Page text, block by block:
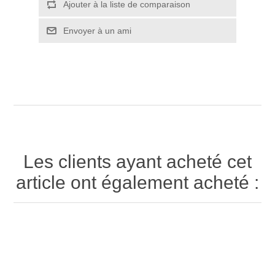
Ajouter à la liste de comparaison
Envoyer à un ami
Les clients ayant acheté cet
article ont également acheté :